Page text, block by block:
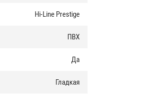
Hi-Line Prestige
ПВХ
Да
Гладкая